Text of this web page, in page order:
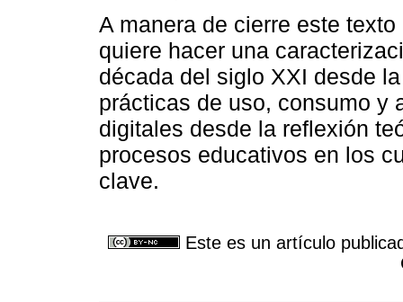
A manera de cierre este
quiere hacer una
década del siglo XXI desde
prácticas de uso, consumo y
digitales desde la reflexión
procesos educativos en los
clave.
Este es un artículo